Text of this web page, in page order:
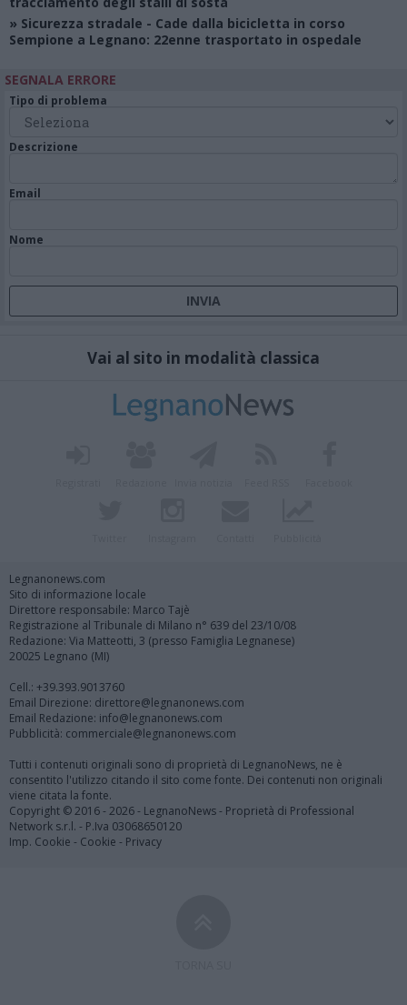
» Sicurezza stradale - Cade dalla bicicletta in corso
Sempione a Legnano: 22enne trasportato in ospedale
SEGNALA ERRORE
Tipo di problema
Descrizione
Email
Nome
Vai al sito in modalità classica
Legnanonews.com
Sito di informazione locale
Direttore responsabile: Marco Tajè
Registrazione al Tribunale di Milano n° 639 del 23/10/08
Redazione: Via Matteotti, 3 (presso Famiglia Legnanese)
20025 Legnano (MI)
Cell.: +39.393.9013760
Email Direzione: direttore@legnanonews.com
Email Redazione: info@legnanonews.com
Pubblicità: commerciale@legnanonews.com
Tutti i contenuti originali sono di proprietà di LegnanoNews, ne è
consentito l'utilizzo citando il sito come fonte. Dei contenuti non originali
viene citata la fonte.
Copyright © 2016 - 2026 - LegnanoNews - Proprietà di Professional
Network s.r.l. - P.Iva 03068650120
Imp. Cookie - Cookie - Privacy